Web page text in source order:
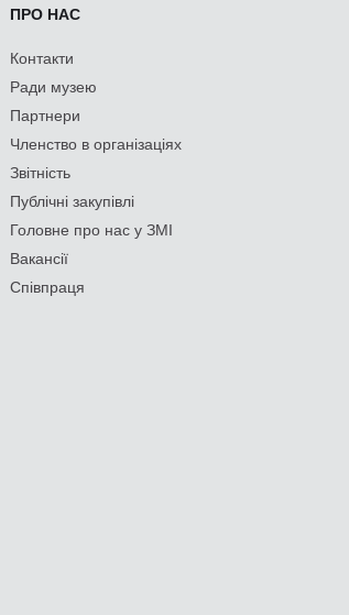
ПРО НАС
Контакти
Ради музею
Партнери
Членство в організаціях
Звітність
Публічні закупівлі
Головне про нас у ЗМІ
Вакансії
Співпраця